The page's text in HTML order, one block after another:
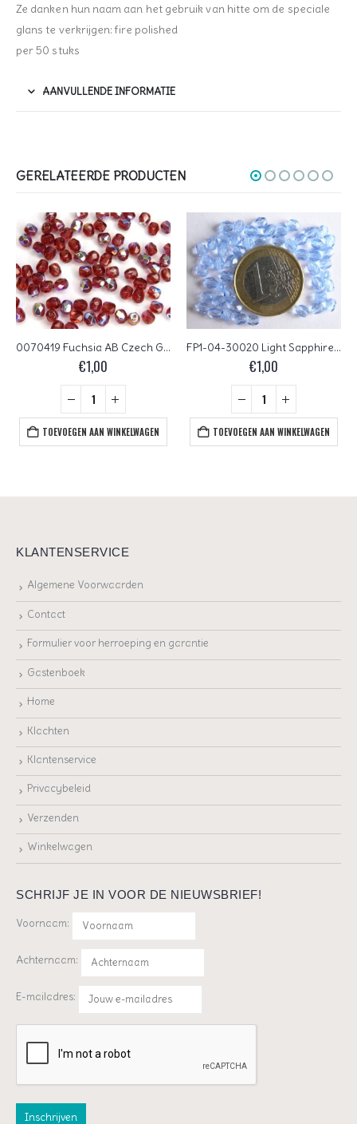
Ze danken hun naam aan het gebruik van hitte om de speciale
glans te verkrijgen: fire polished
per 50 stuks
AANVULLENDE INFORMATIE
GERELATEERDE PRODUCTEN
0070419 Fuchsia AB Czech Glass Facet Firepolish 4mm 40 stuks
€1,00
TOEVOEGEN AAN WINKELWAGEN
FP1-04-30020 Light Sapphire Czech Glass Facet Firepolish 4mm 50 stuks
€1,00
TOEVOEGEN AAN WINKELWAGEN
KLANTENSERVICE
Algemene Voorwaarden
Contact
Formulier voor herroeping en garantie
Gastenboek
Home
Klachten
Klantenservice
Privacybeleid
Verzenden
Winkelwagen
SCHRIJF JE IN VOOR DE NIEUWSBRIEF!
Voornaam:
Achternaam:
E-mailadres: